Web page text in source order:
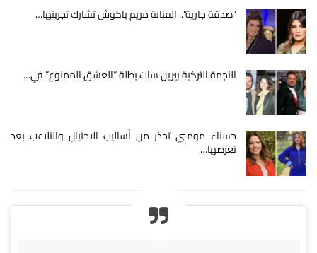
“صدقة جارية”.. الفنانة مريم باكوش تشارك تجربتها…
النجمة التركية بيرين سات بطلة “العشق الممنوع” في…
حسناء مومني تحذر من أساليب الاحتيال والتلاعب بعد
تعرضها…